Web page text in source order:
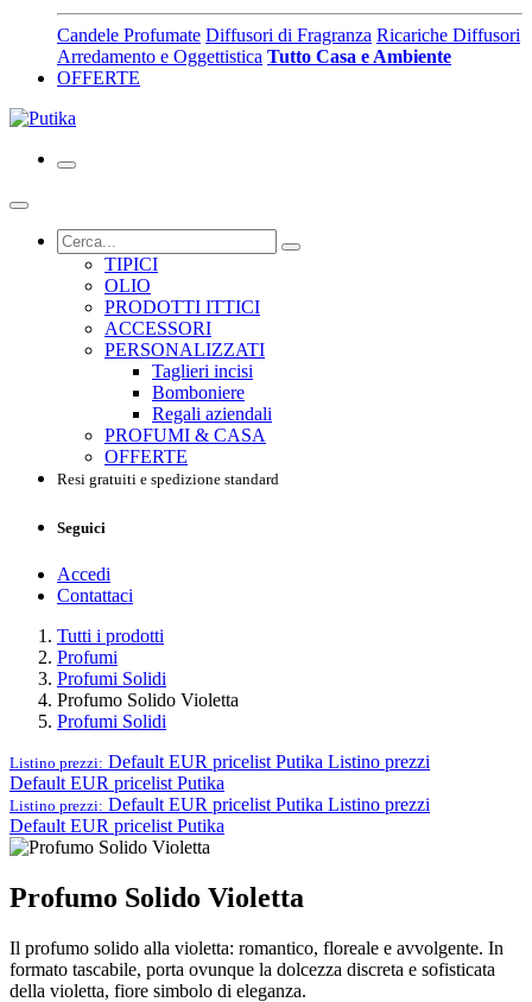
Candele Profumate Diffusori di Fragranza Ricariche Diffusori
Arredamento e Oggettistica Tutto Casa e Ambiente
OFFERTE
TIPICI
OLIO
PRODOTTI ITTICI
ACCESSORI
PERSONALIZZATI
Taglieri incisi
Bomboniere
Regali aziendali
PROFUMI & CASA
OFFERTE
Resi gratuiti e spedizione standard
Seguici
Accedi
Contattaci
Tutti i prodotti
Profumi
Profumi Solidi
Profumo Solido Violetta
Profumi Solidi
Listino prezzi: Default EUR pricelist Putika Listino prezzi
Default EUR pricelist Putika
Listino prezzi: Default EUR pricelist Putika Listino prezzi
Default EUR pricelist Putika
Profumo Solido Violetta
Il profumo solido alla violetta: romantico, floreale e avvolgente. In
formato tascabile, porta ovunque la dolcezza discreta e sofisticata
della violetta, fiore simbolo di eleganza.